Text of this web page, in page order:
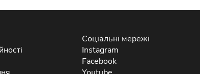
Соціальні мережі
Instagram
Facebook